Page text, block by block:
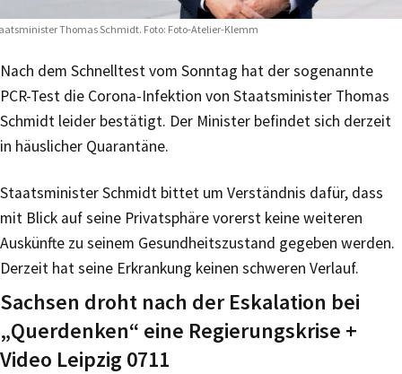
Thomas Schmidt. Foto: Foto-Atelier-Klemm
Nach dem Schnelltest vom Sonntag hat der sogenannte
PCR-Test die Corona-Infektion von Staatsminister Thomas
Schmidt leider bestätigt. Der Minister befindet sich derzeit
in häuslicher Quarantäne.
Staatsminister Schmidt bittet um Verständnis dafür, dass
mit Blick auf seine Privatsphäre vorerst keine weiteren
Auskünfte zu seinem Gesundheitszustand gegeben werden.
Derzeit hat seine Erkrankung keinen schweren Verlauf.
Sachsen droht nach der Eskalation bei
„Querdenken“ eine Regierungskrise +
Video Leipzig 0711